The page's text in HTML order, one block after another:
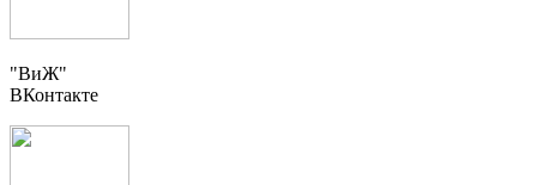
"ВиЖ"
ВКонтакте